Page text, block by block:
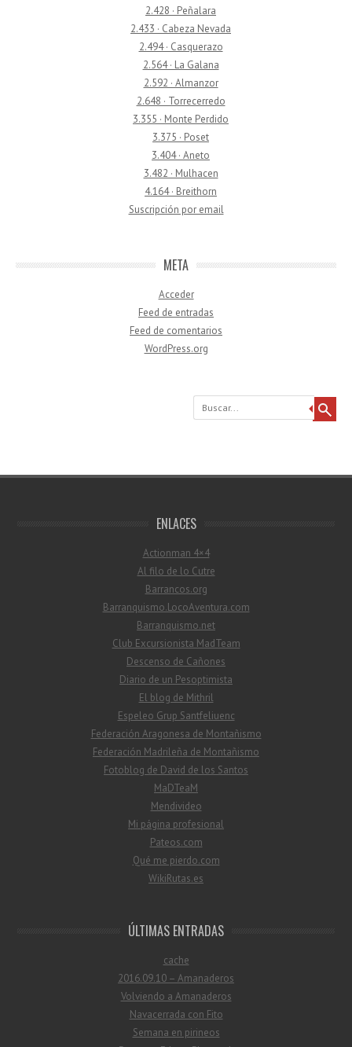
2.428 · Peñalara
2.433 · Cabeza Nevada
2.494 · Casquerazo
2.564 · La Galana
2.592 · Almanzor
2.648 · Torrecerredo
3.355 · Monte Perdido
3.375 · Poset
3.404 · Aneto
3.482 · Mulhacen
4.164 · Breithorn
Suscripción por email
META
Acceder
Feed de entradas
Feed de comentarios
WordPress.org
Buscar
ENLACES
Actionman 4×4
Al filo de lo Cutre
Barrancos.org
Barranquismo.LocoAventura.com
Barranquismo.net
Club Excursionista MadTeam
Descenso de Cañones
Diario de un Pesoptimista
El blog de Mithril
Espeleo Grup Santfeliuenc
Federación Aragonesa de Montañismo
Federación Madrileña de Montañismo
Fotoblog de David de los Santos
MaDTeaM
Mendivideo
Mi página profesional
Pateos.com
Qué me pierdo.com
WikiRutas.es
ÚLTIMAS ENTRADAS
cache
2016.09.10 – Amanaderos
Volviendo a Amanaderos
Navacerrada con Fito
Semana en pirineos